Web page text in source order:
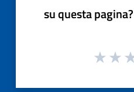
su questa pagina?